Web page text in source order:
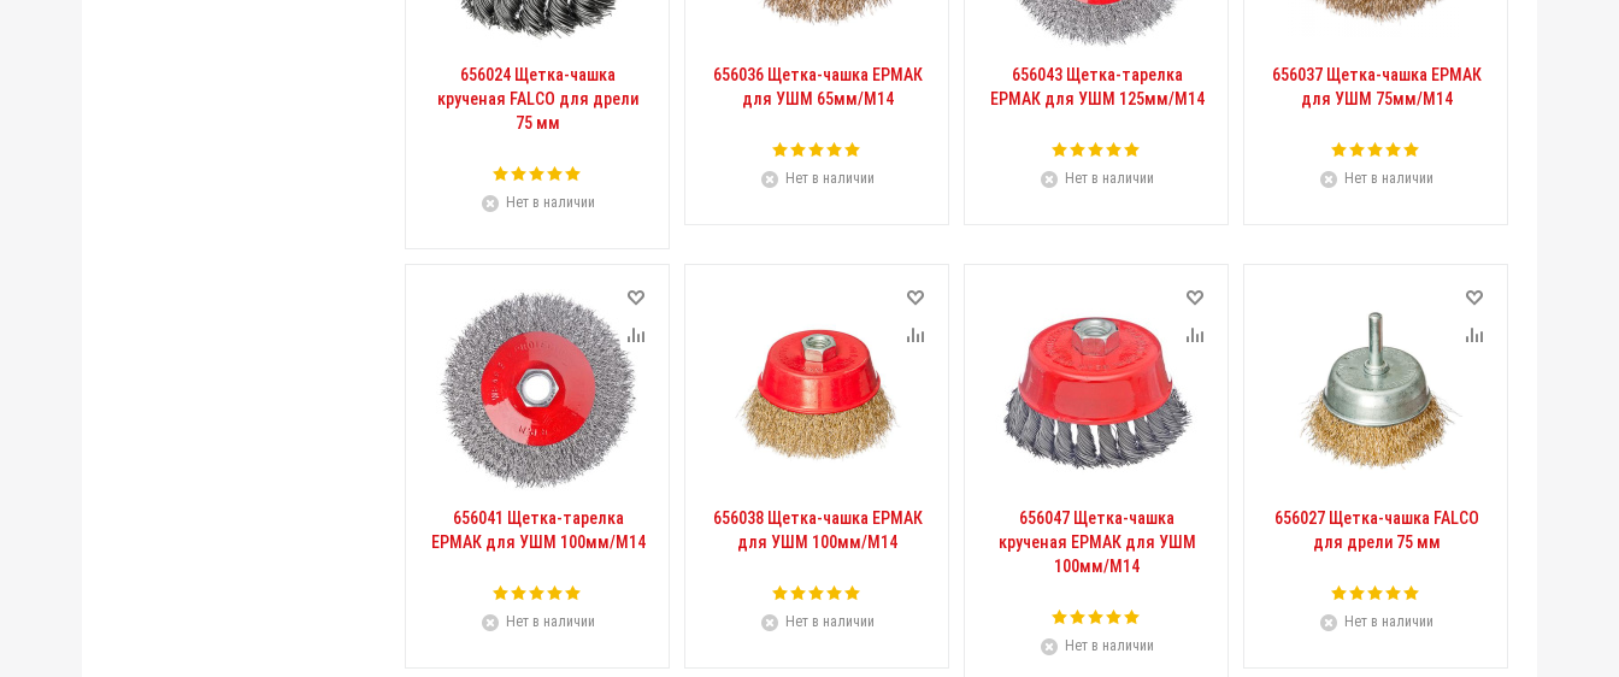
656024 Щетка-чашка
крученая FALCO для дрели
75 мм
Нет в наличии
656036 Щетка-чашка ЕРМАК
для УШМ 65мм/М14
Нет в наличии
656043 Щетка-тарелка
ЕРМАК для УШМ 125мм/М14
Нет в наличии
656037 Щетка-чашка ЕРМАК
для УШМ 75мм/М14
Нет в наличии
656041 Щетка-тарелка
ЕРМАК для УШМ 100мм/М14
Нет в наличии
656038 Щетка-чашка ЕРМАК
для УШМ 100мм/М14
Нет в наличии
656047 Щетка-чашка
крученая ЕРМАК для УШМ
100мм/М14
Нет в наличии
656027 Щетка-чашка FALCO
для дрели 75 мм
Нет в наличии